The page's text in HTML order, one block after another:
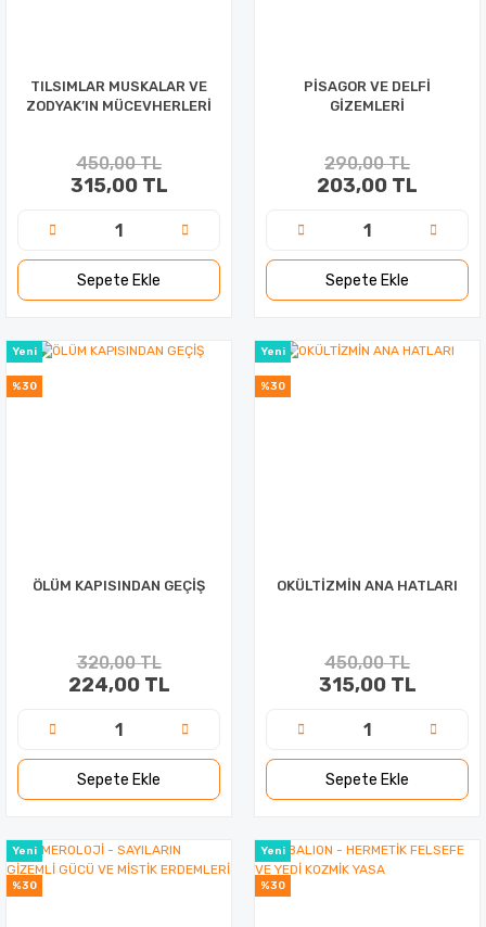
TILSIMLAR MUSKALAR VE
ZODYAK’IN MÜCEVHERLERİ
450,00 TL
315,00 TL
Sepete Ekle
PİSAGOR VE DELFİ
GİZEMLERİ
290,00 TL
203,00 TL
Sepete Ekle
%30
Yeni
ÖLÜM KAPISINDAN GEÇİŞ
320,00 TL
224,00 TL
Sepete Ekle
%30
Yeni
OKÜLTİZMİN ANA HATLARI
450,00 TL
315,00 TL
Sepete Ekle
%30
Yeni
%30
Yeni